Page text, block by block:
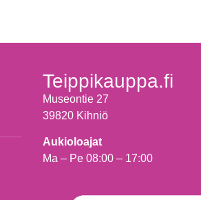
Teippikauppa.fi
Museontie 27
39820 Kihniö
Aukioloajat
Ma – Pe 08:00 – 17:00